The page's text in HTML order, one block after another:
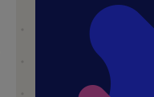
comparateur